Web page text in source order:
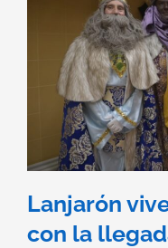
Lanjarón
con la